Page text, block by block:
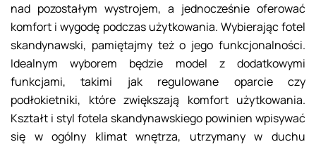
nad pozostałym wystrojem, a jednocześnie oferować
komfort i wygodę podczas użytkowania. Wybierając fotel
skandynawski, pamiętajmy też o jego funkcjonalności.
Idealnym wyborem będzie model z dodatkowymi
funkcjami, takimi jak regulowane oparcie czy
podłokietniki, które zwiększają komfort użytkowania.
Kształt i styl fotela skandynawskiego powinien wpisywać
się w ogólny klimat wnętrza, utrzymany w duchu